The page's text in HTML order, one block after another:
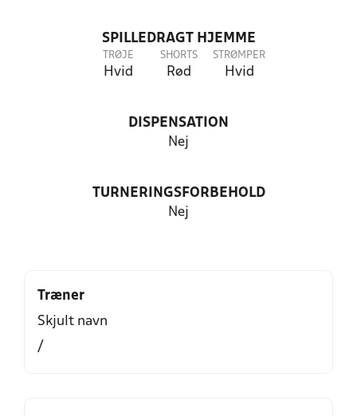
SPILLEDRAGT HJEMME
TRØJE
Hvid
SHORTS
Rød
STRØMPER
Hvid
DISPENSATION
Nej
TURNERINGSFORBEHOLD
Nej
Træner
Skjult navn
/